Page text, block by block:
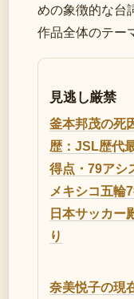
めの象徴的な台
作品全体のテー
見逃し厳禁
釜本邦茂の死
歴：JSL歴代
得点・79アシ
メキシコ五輪7
日本サッカー
り
奈美悦子の現